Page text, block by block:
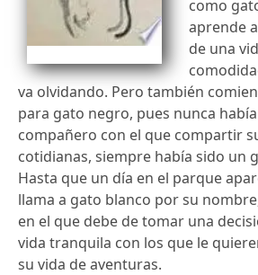
como
aprende
de una
va olvidando. Pero también
para gato negro, pues nunca
compañero con el que compartir
cotidianas, siempre había sido un
Hasta que un día en el parque
llama a gato blanco por su
en el que debe de tomar una
vida tranquila con los que le
su vida de aventuras.